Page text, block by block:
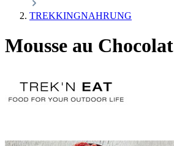
TREKKINGNAHRUNG
Mousse au Chocolat